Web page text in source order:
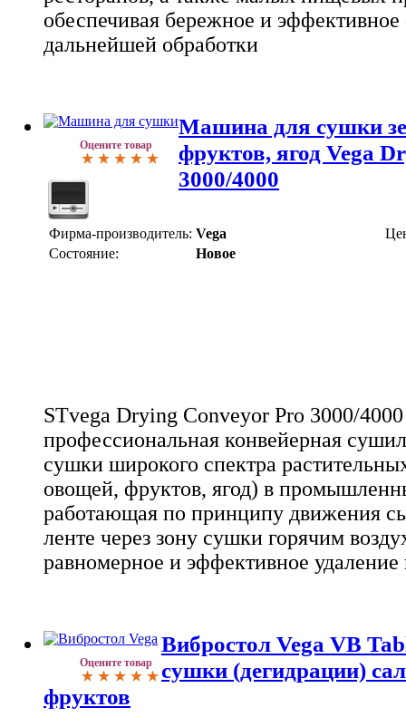
обеспечивая бережное и
дальнейшей обработки
Оцените товар
Машина для сушки
фруктов, ягод Vega
3000/4000
Фирма-производитель: Vega
Состояние:
Новое
STvega Drying Conveyor Pro 3000/4000
профессиональная конвейерная
сушки широкого спектра
овощей, фруктов, ягод) в
работающая по принципу движения
ленте через зону сушки горячим
равномерное и эффективное удаление
Оцените товар
Вибростол Vega VB
сушки (дегидрации)
фруктов